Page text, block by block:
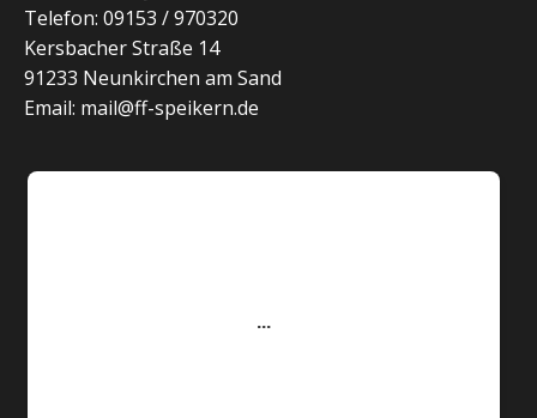
Telefon: 09153 / 970320
Kersbacher Straße 14
91233 Neunkirchen am Sand
Email: mail@ff-speikern.de